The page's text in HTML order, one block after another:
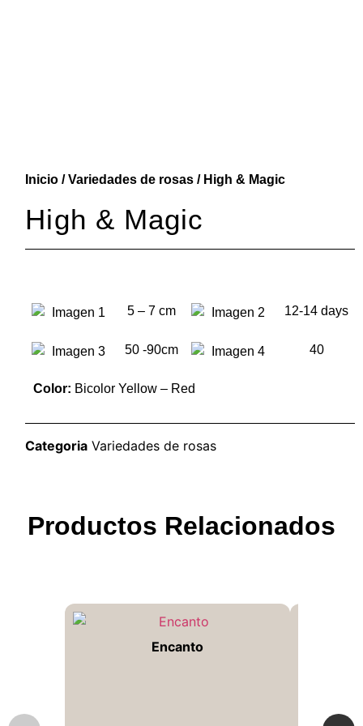
Inicio /Variedades de rosas / High & Magic
High & Magic
5 – 7 cm 12-14 days
50 -90cm 40
Color: Bicolor Yellow – Red
Categoria Variedades de rosas
Productos Relacionados
Encanto